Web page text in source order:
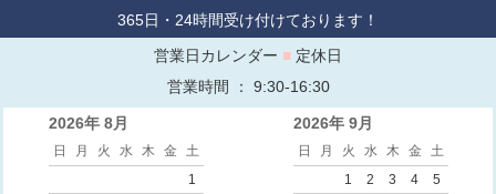
365日・24時間受け付けております！
営業日カレンダー ■ 定休日
営業時間 ： 9:30-16:30
2026年 8月
日 月 火 水 木 金
土
1
2026年 9月
日 月 火 水 木 金
土
1
2 3 4
5